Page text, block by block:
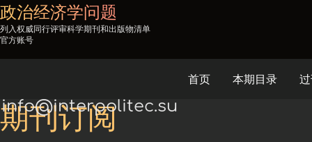
政治经济学问题
列入权威同行评审科学期刊和出版物清单
官方账号
info@interpolitec.su
首页 本期目录
期刊订阅